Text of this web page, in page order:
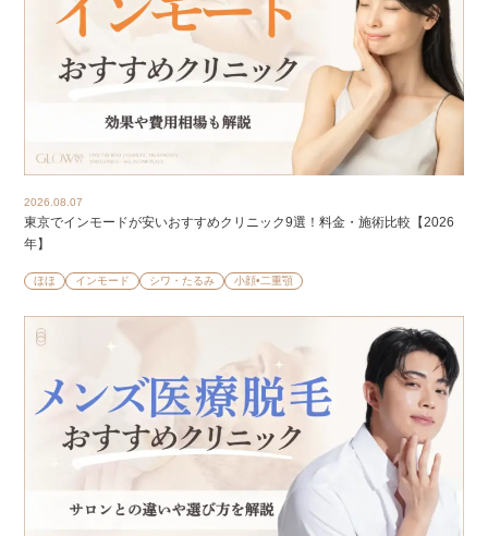
2026.08.07
東京でインモードが安いおすすめクリニック9選！料金・施術比較【2026
年】
ほほ インモード シワ・たるみ 小顔•二重顎